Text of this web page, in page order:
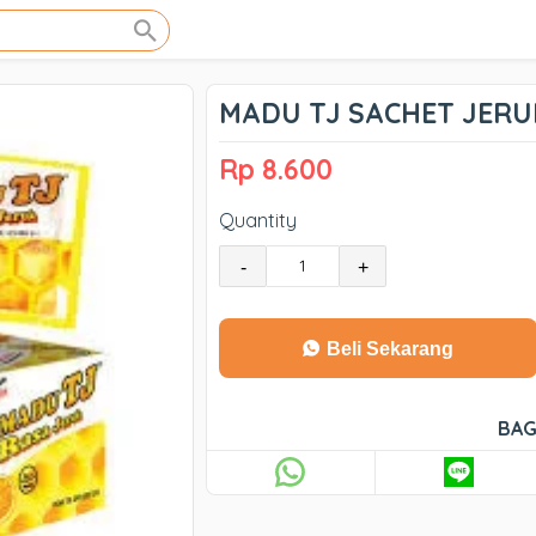
MADU TJ SACHET
Rp 8.600
Quantity
- +
Beli Sekarang